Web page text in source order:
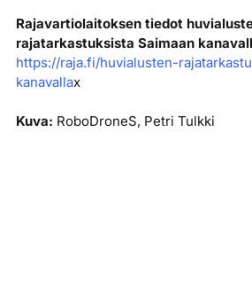
Rajavartiolaitoksen tiedot
rajatarkastuksista Saimaan
https://raja.fi/huvialusten-
kanavallax
Kuva: RoboDroneS, Petri Tulkki